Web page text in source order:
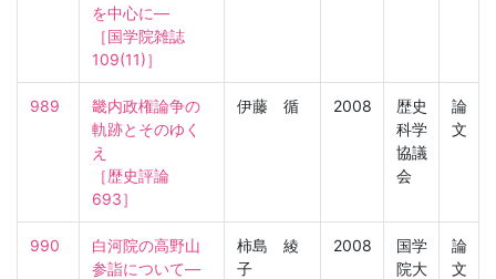
を中心に―
［国学院雑誌
109(11)］
989
畿内政権論争の
軌跡とそのゆく
え
［歴史評論
693］
伊藤 循 2008
歴史
科学
協議
会
論
文
990
白河院の高野山
参詣について―
柿島 綾
子
2008
国学
院大
論
文